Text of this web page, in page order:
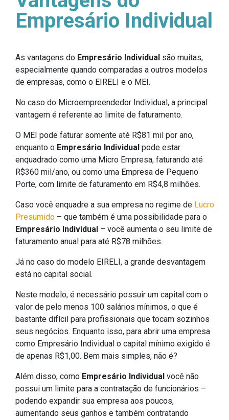
Empresário Individual
As vantagens do Empresário Individual são muitas,
especialmente quando comparadas a outros modelos
de empresas, como o EIRELI e o MEI.
No caso do Microempreendedor Individual, a principal
vantagem é referente ao limite de faturamento.
O MEI pode faturar somente até R$81 mil por ano,
enquanto o Empresário Individual pode estar
enquadrado como uma Micro Empresa, faturando até
R$360 mil/ano, ou como uma Empresa de Pequeno
Porte, com limite de faturamento em R$4,8 milhões.
Caso você enquadre a sua empresa no regime de Lucro
Presumido – que também é uma possibilidade para o
Empresário Individual – você aumenta o seu limite de
faturamento anual para até R$78 milhões.
Já no caso do modelo EIRELI, a grande desvantagem
está no capital social.
Neste modelo, é necessário possuir um capital com o
valor de pelo menos 100 salários mínimos, o que é
bastante difícil para profissionais que tocam sozinhos
seus negócios. Enquanto isso, para abrir uma empresa
como Empresário Individual o capital mínimo exigido é
de apenas R$1,00. Bem mais simples, não é?
Além disso, como Empresário Individual você não
possui um limite para a contratação de funcionários –
podendo expandir sua empresa aos poucos,
aumentando seus ganhos e também contratando